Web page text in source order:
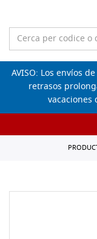
AVISO: Los envíos
retrasos
vacaciones